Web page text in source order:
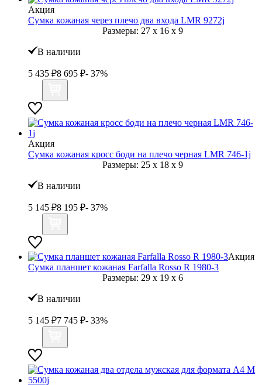
Акция
Сумка кожаная через плечо два входа LMR 9272j
Размеры: 27 x 16 x 9
В наличии
5 435 ₽8 695 ₽- 37%
Акция
Сумка кожаная кросс боди на плечо черная LMR 746-1j
Размеры: 25 x 18 x 9
В наличии
5 145 ₽8 195 ₽- 37%
Акция
Сумка планшет кожаная Farfalla Rosso R 1980-3
Размеры: 29 x 19 x 6
В наличии
5 145 ₽7 745 ₽- 33%